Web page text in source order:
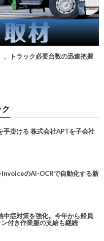
、トラック必要台数の迅速把握
手掛ける 株式会社APTを子会社
のAI-OCRで自動化する新
症対策を強化。今年から船員
付き作業服の支給も継続